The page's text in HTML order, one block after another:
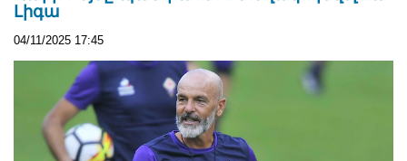
Լիգա
04/11/2025 17:45